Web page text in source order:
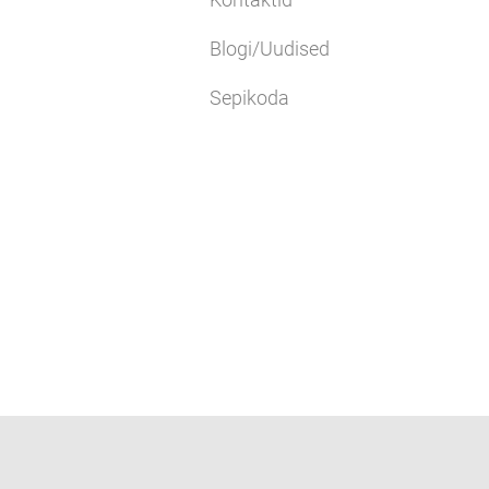
Blogi/Uudised
Sepikoda